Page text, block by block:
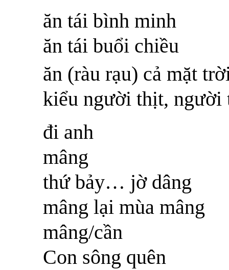
ăn tái bình minh
ăn tái buổi chiều
ăn (ràu rạu) cả mặt
kiểu người thịt, người
đi anh
mâng
thứ bảy… jờ dâng
mâng lại mùa mâng
mâng/cần
Con sông quên